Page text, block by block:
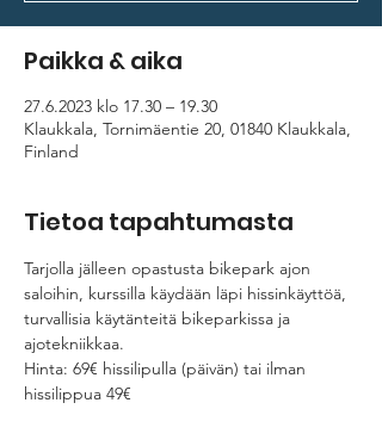
Paikka & aika
27.6.2023 klo 17.30 – 19.30
Klaukkala, Tornimäentie 20, 01840 Klaukkala,
Finland
Tietoa tapahtumasta
Tarjolla jälleen opastusta bikepark ajon
saloihin, kurssilla käydään läpi hissinkäyttöä,
turvallisia käytänteitä bikeparkissa ja
ajotekniikkaa.
Hinta: 69€ hissilipulla (päivän) tai ilman
hissilippua 49€